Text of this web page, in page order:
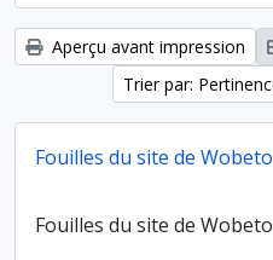
Aperçu avant impression
Trier par:
Fouilles du site de
Fouilles du site de